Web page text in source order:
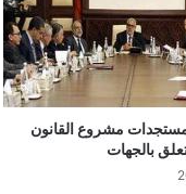
مشروع القانون
بالجهات